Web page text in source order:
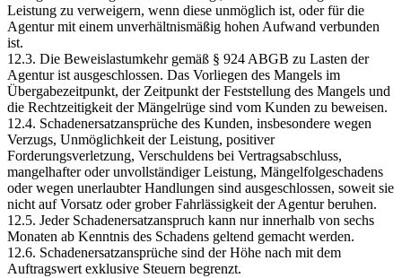
Leistung zu verweigern, wenn diese unmöglich ist, oder für die
Agentur mit einem unverhältnismäßig hohen Aufwand verbunden
ist.
12.3. Die Beweislastumkehr gemäß § 924 ABGB zu Lasten der
Agentur ist ausgeschlossen. Das Vorliegen des Mangels im
Übergabezeitpunkt, der Zeitpunkt der Feststellung des Mangels und
die Rechtzeitigkeit der Mängelrüge sind vom Kunden zu beweisen.
12.4. Schadenersatzansprüche des Kunden, insbesondere wegen
Verzugs, Unmöglichkeit der Leistung, positiver
Forderungsverletzung, Verschuldens bei Vertragsabschluss,
mangelhafter oder unvollständiger Leistung, Mängelfolgeschadens
oder wegen unerlaubter Handlungen sind ausgeschlossen, soweit sie
nicht auf Vorsatz oder grober Fahrlässigkeit der Agentur beruhen.
12.5. Jeder Schadenersatzanspruch kann nur innerhalb von sechs
Monaten ab Kenntnis des Schadens geltend gemacht werden.
12.6. Schadenersatzansprüche sind der Höhe nach mit dem
Auftragswert exklusive Steuern begrenzt.